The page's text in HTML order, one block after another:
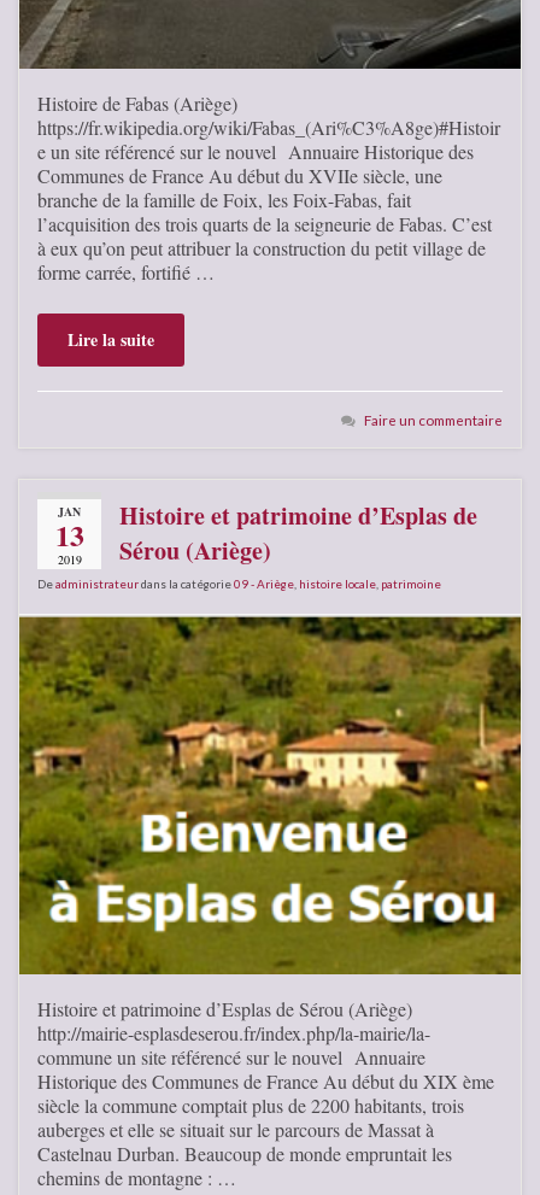
Histoire de Fabas (Ariège)
https://fr.wikipedia.org/wiki/Fabas_(Ari%C3%A8ge)#Histoir
e un site référencé sur le nouvel Annuaire Historique des
Communes de France Au début du XVIIe siècle, une
branche de la famille de Foix, les Foix-Fabas, fait
l’acquisition des trois quarts de la seigneurie de Fabas. C’est
à eux qu’on peut attribuer la construction du petit village de
forme carrée, fortifié …
Lire la suite
Faire un commentaire
JAN
13
2019
Histoire et patrimoine d’Esplas de
Sérou (Ariège)
Deadministrateurdans la catégorie09 - Ariège, histoire locale, patrimoine
Histoire et patrimoine d’Esplas de Sérou (Ariège)
http://mairie-esplasdeserou.fr/index.php/la-mairie/la-
commune un site référencé sur le nouvel Annuaire
Historique des Communes de France Au début du XIX ème
siècle la commune comptait plus de 2200 habitants, trois
auberges et elle se situait sur le parcours de Massat à
Castelnau Durban. Beaucoup de monde empruntait les
chemins de montagne : …